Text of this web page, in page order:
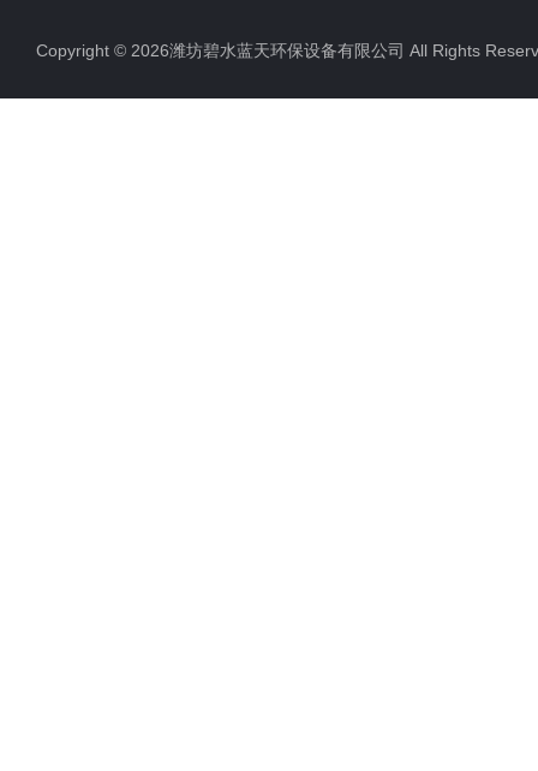
Copyright © 2026潍坊碧水蓝天环保设备有限公司 All Rights